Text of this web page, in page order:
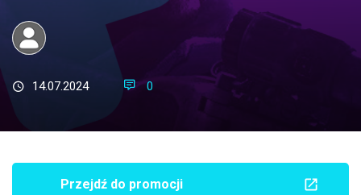
14.07.2024 0
Przejdź do promocji